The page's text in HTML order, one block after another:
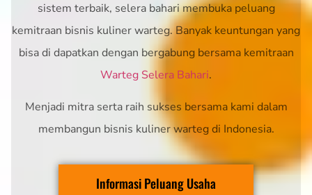
sistem terbaik, selera bahari membuka peluang
kemitraan bisnis kuliner warteg. Banyak keuntungan yang
bisa di dapatkan dengan bergabung bersama kemitraan
Warteg Selera Bahari.
Menjadi mitra serta raih sukses bersama kami dalam
membangun bisnis kuliner warteg di Indonesia.
Informasi Peluang Usaha